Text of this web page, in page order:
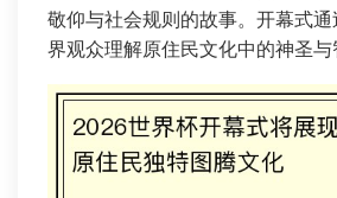
敬仰与社会规则的故事。开幕式
界观众理解原住民文化中的神圣与